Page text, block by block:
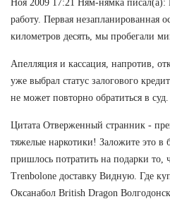
Ноя 2009 17:21 Ням-нямка
работу. Первая незапланированная
километров десять, мы пробегали
Апелляция и кассация, напротив,
уже выбрал статус залогового
не может повторно обратиться в суд.
Цитата Отверженный странник -
тяжелые наркотики! Заложите это в
пришлось потратить на подарки то,
Trenbolone доставку Видную. Где
Оксанабол British Dragon Волгодонск.